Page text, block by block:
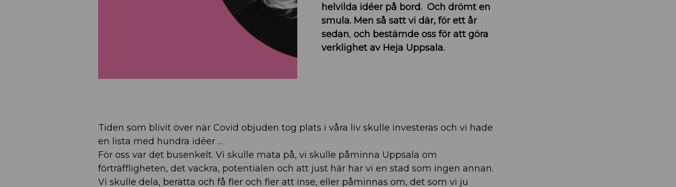
helvilda idéer på bord. Och drömt en
smula. Men så satt vi där, för ett år
sedan, och bestämde oss för att göra
verklighet av Heja Uppsala.
Tiden som blivit över när Covid objuden tog plats i våra liv skulle investeras och vi hade
en lista med hundra idéer …
För oss var det busenkelt. Vi skulle mata på, vi skulle påminna Uppsala om
förträffligheten, det vackra, potentialen och att just här har vi en stad som ingen annan.
Vi skulle dela, berätta och få fler och fler att inse, eller påminnas om, det som vi ju